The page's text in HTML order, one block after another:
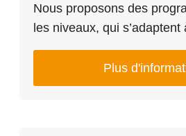
Nous proposons des
les niveaux, qui s’adaptent
Plus